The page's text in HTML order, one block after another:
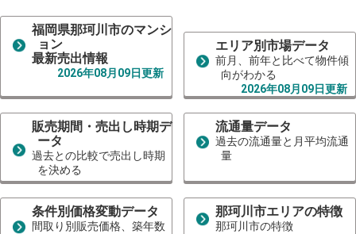
福岡県那珂川市のマンシ
ョン
最新売出情報
2026年08月09日更新
エリア別市場データ
前月、前年と比べて物件傾
向がわかる
2026年08月09日更新
販売期間・売出し時期デ
ータ
過去との比較で売出し時期
を決める
流通量データ
過去の流通量と月平均流通
量
条件別価格変動データ
間取り別販売価格、築年数
那珂川市エリアの特徴
那珂川市の特徴